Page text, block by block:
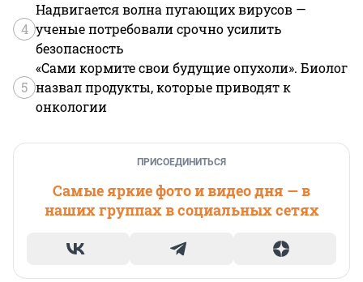
4
Надвигается волна пугающих вирусов —
ученые потребовали срочно усилить
безопасность
5
«Сами кормите свои будущие опухоли». Биолог
назвал продукты, которые приводят к
онкологии
ПРИСОЕДИНИТЬСЯ
Самые яркие фото и видео дня — в
наших группах в социальных сетях